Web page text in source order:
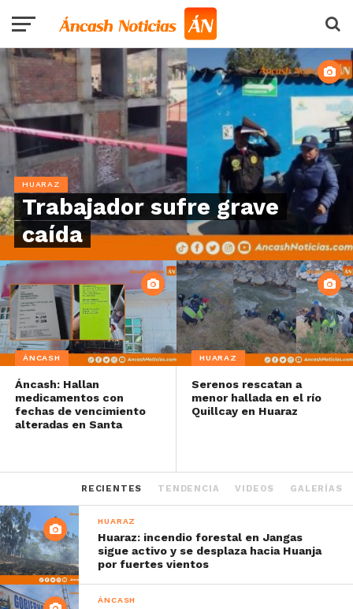
HUARAZ
Trabajador sufre grave
caída
ÁNCASH
Áncash: Hallan
medicamentos con
fechas de vencimiento
alteradas en Santa
HUARAZ
Serenos rescatan a
menor hallada en el río
Quillcay en Huaraz
RECIENTES TENDENCIA VIDEOS GALERÍAS
HUARAZ
Huaraz: incendio forestal en Jangas
sigue activo y se desplaza hacia Huanja
por fuertes vientos
ÁNCASH